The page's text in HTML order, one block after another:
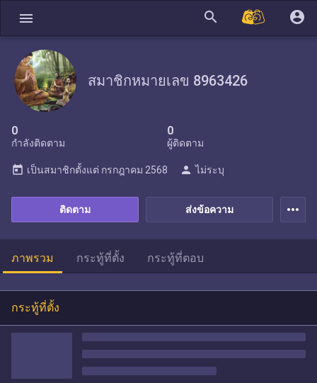
menu search account_circle
สมาชิกหมายเลข 8963426
0
กำลังติดตาม
0
ผู้ติดตาม
ส่งข้อความ
ติดตาม
today เป็นสมาชิกตั้งแต่ กรกฎาคม 2568 person ไม่ระบุ
more_horiz
ภาพรวม กระทู้ที่ตั้ง กระทู้ที่ตอบ
กระทู้ที่ตั้ง